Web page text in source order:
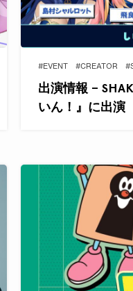
#EVENT #CREATOR
出演情報 –
いん！』に出演